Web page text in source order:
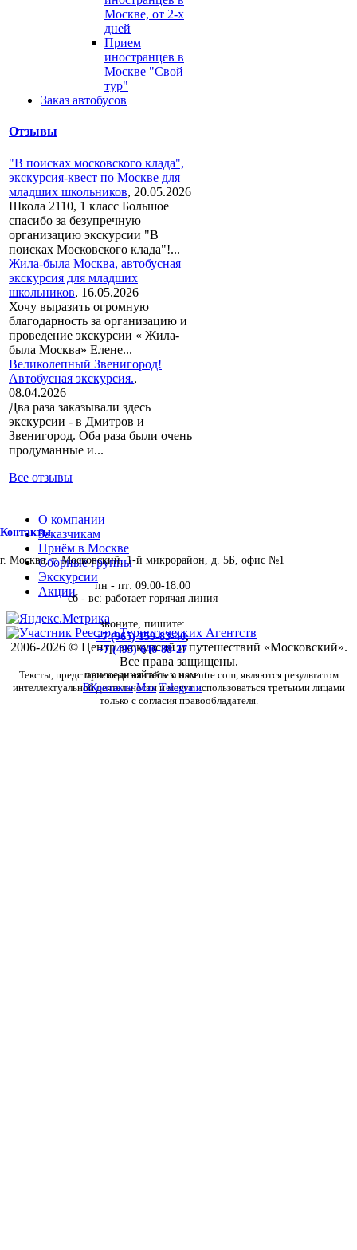
Москве, от 2-х
дней
Прием
иностранцев в
Москве "Свой
тур"
Заказ автобусов
Отзывы
"В поисках московского клада",
экскурсия-квест по Москве для
младших школьников, 20.05.2026
Школа 2110, 1 класс Большое
спасибо за безупречную
организацию экскурсии "В
поисках Московского клада"!...
Жила-была Москва, автобусная
экскурсия для младших
школьников, 16.05.2026
Хочу выразить огромную
благодарность за организацию и
проведение экскурсии « Жила-
была Москва» Елене...
Великолепный Звенигород!
Автобусная экскурсия.,
08.04.2026
Два раза заказывали здесь
экскурсии - в Дмитров и
Звенигород. Оба раза были очень
продуманные и...
Все отзывы
Контакты
г. Москва, г. Московский, 1-й микрорайон, д. 5Б, офис №1
пн - пт: 09:00-18:00
сб - вс: работает горячая линия
звоните, пишите:
+7 (965) 159-83-40,
+7 (495) 646-88-27
присоединяйтесь к нам:
ВКонтакте Max Telegram
О компании
Заказчикам
Приём в Москве
Сборные группы
Экскурсии
Акции
2006-2026 © Центр экскурсий и путешествий «Московский».
Все права защищены.
Тексты, представленные на сайте moscentre.com, являются результатом
интеллектуальной деятельности и могут использоваться третьими лицами
только с согласия правообладателя.